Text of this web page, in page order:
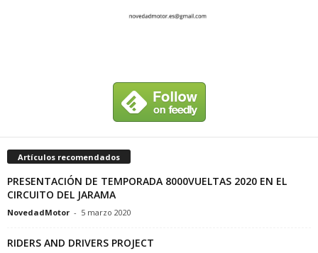
Artículos recomendados
PRESENTACIÓN DE TEMPORADA 8000VUELTAS 2020 EN EL
CIRCUITO DEL JARAMA
NovedadMotor - 5 marzo 2020
RIDERS AND DRIVERS PROJECT